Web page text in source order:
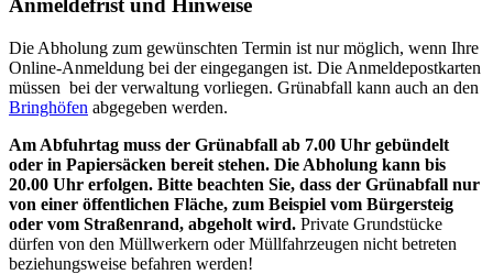
Anmeldefrist und Hinweise
Die Abholung zum gewünschten Termin ist nur möglich, wenn Ihre
Online-Anmeldung bei der eingegangen ist. Die Anmeldepostkarten
müssen bei der verwaltung vorliegen. Grünabfall kann auch an den
Bringhöfen abgegeben werden.
Am Abfuhrtag muss der Grünabfall ab 7.00 Uhr gebündelt
oder in Papiersäcken bereit stehen. Die Abholung kann bis
20.00 Uhr erfolgen. Bitte beachten Sie, dass der Grünabfall nur
von einer öffentlichen Fläche, zum Beispiel vom Bürgersteig
oder vom Straßenrand, abgeholt wird. Private Grundstücke
dürfen von den Müllwerkern oder Müllfahrzeugen nicht betreten
beziehungsweise befahren werden!